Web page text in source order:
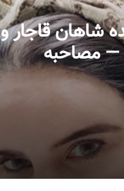
شاهان قاجار و
مصاحبه
مریم فاروقی